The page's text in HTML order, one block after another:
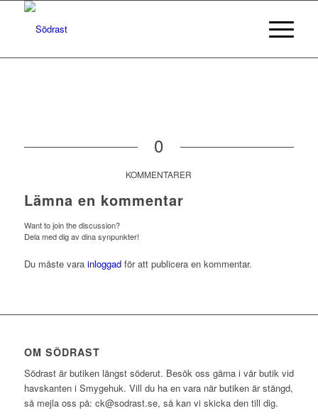
0
KOMMENTARER
Lämna en kommentar
Want to join the discussion?
Dela med dig av dina synpunkter!
Du måste vara inloggadför att publicera en kommentar.
OM SÖDRAST
Södrast är butiken längst söderut. Besök oss gärna i vår butik vid
havskanten i Smygehuk. Vill du ha en vara när butiken är stängd,
så mejla oss på: ck@sodrast.se, så kan vi skicka den till dig.